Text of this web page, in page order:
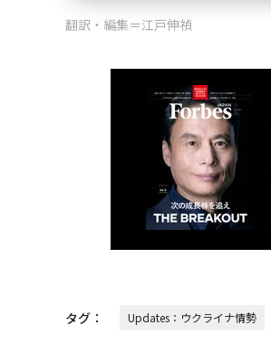
翻訳・編集＝江戸伸禎
タグ： Updates：ウクライナ情勢